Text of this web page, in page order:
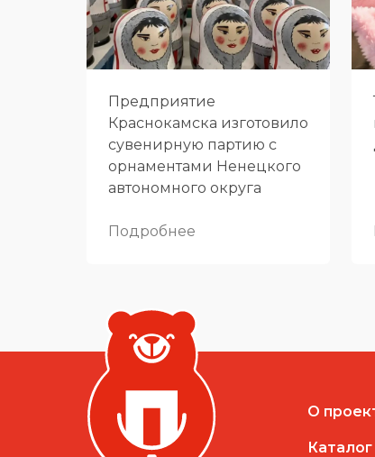
Предприятие
Краснокамска изготовило
сувенирную партию с
орнаментами Ненецкого
автономного округа
Подробнее
О